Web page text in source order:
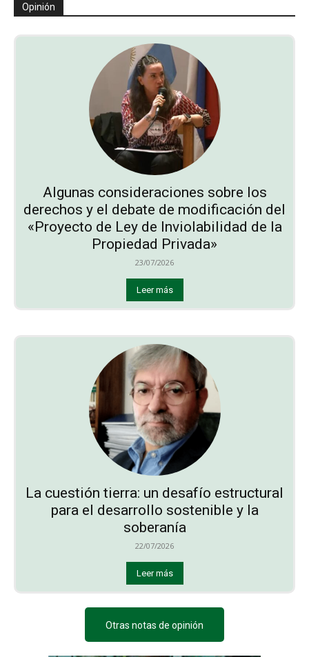
Opinión
Algunas consideraciones sobre los
derechos y el debate de modificación del
«Proyecto de Ley de Inviolabilidad de la
Propiedad Privada»
23/07/2026
Leer más
La cuestión tierra: un desafío estructural
para el desarrollo sostenible y la
soberanía
22/07/2026
Leer más
Otras notas de opinión